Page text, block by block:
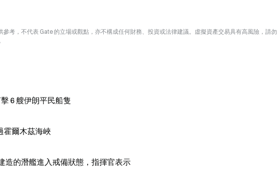
考，不代表 Gate 的立場或觀點，亦不構成任何財務、投資或法律建議。虛擬資產交易具有高風險，請勿
6 艘伊朗平民船隻
霍爾木茲海峽
造的潛艦進入戒備狀態，指揮官表示